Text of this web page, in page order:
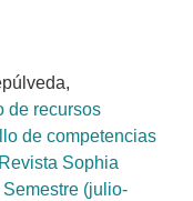
de recursos
de competencias
Revista Sophia
(julio-